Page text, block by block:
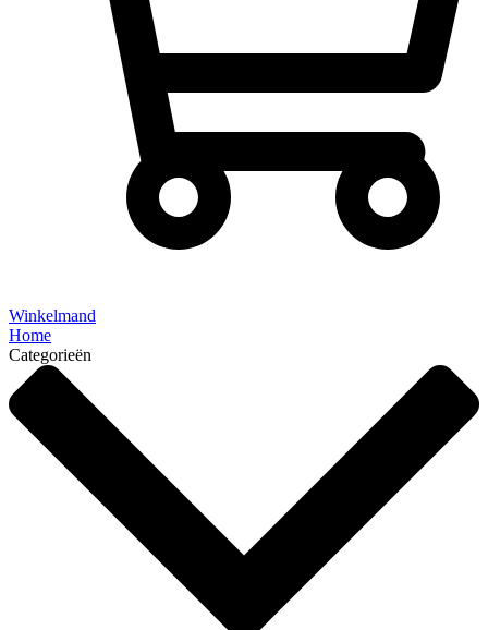
Winkelmand
Home
Categorieën